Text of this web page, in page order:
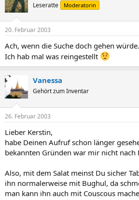
Leseratte Moderatorin
20. Februar 2003
Ach, wenn die Suche doch gehen
Ich hab mal was reingestellt
Vanessa
Gehört zum Inventar
26. Februar 2003
Lieber Kerstin,
habe Deinen Aufruf schon länger
bekannten Gründen war mir nicht nach
Also, mit dem Salat meinst Du sicher
ihn normalerweise mit Bughul, da
man kann ihn auch mit Couscous